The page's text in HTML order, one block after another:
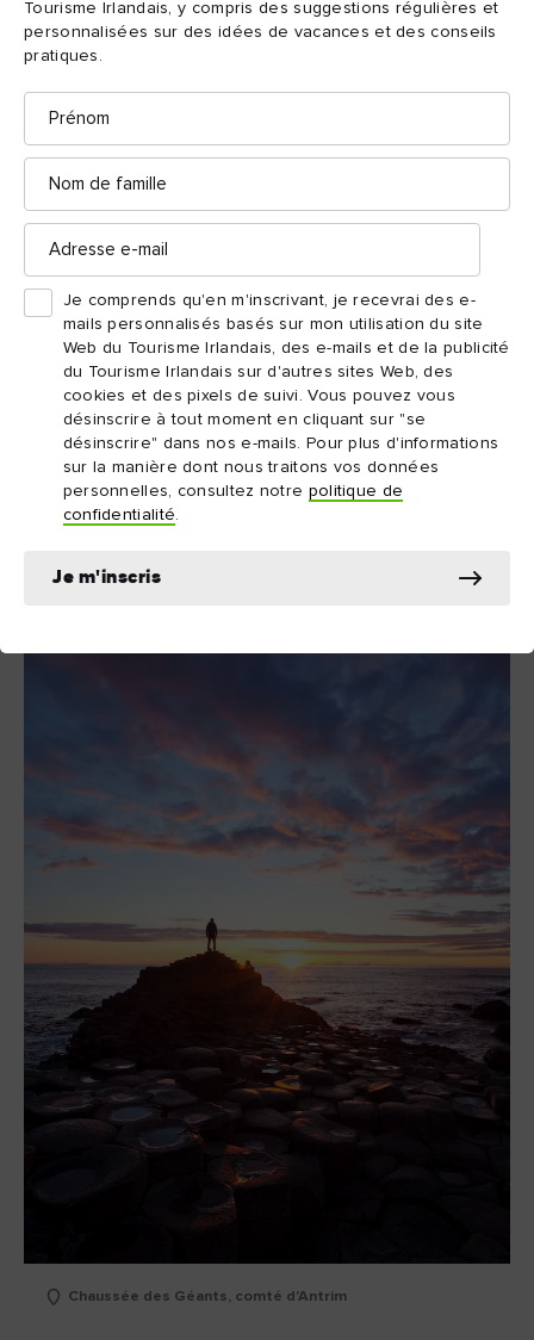
Tourisme Irlandais, y compris des suggestions régulières et
personnalisées sur des idées de vacances et des conseils
pratiques.
Prénom
Nom
Adresse
Je comprends qu'en m'inscrivant, je recevrai des e-
mails personnalisés basés sur mon utilisation du site
Web du Tourisme Irlandais, des e-mails et de la publicité
du Tourisme Irlandais sur d'autres sites Web, des
cookies et des pixels de suivi. Vous pouvez vous
désinscrire à tout moment en cliquant sur "se
désinscrire" dans nos e-mails. Pour plus d'informations
sur la manière dont nous traitons vos données
personnelles, consultez notre politique de
confidentialité.
Je m'inscris
Regardez : la beauté
L'Irlande va bien au-delà
de la fête de la Saint
Patrick
Ressentez le véritable esprit de l'Irlande tout au long de
l'année : l'accueil qui ressemble à un retour à la maison, le
spectacle de nos paysages, la richesse de notre culture, la joie
quotidienne de nos communautés animées. Nous vous
Chaussée des Géants, comté d'Antrim